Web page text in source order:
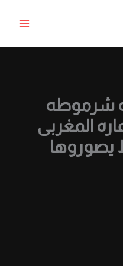
شرموطه
المغربى
يصوروها